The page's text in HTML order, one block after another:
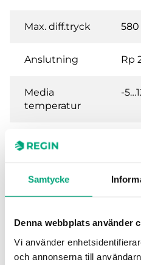
Samtycke
Denna webbplats använder
Vi använder
och annonserna till
Max. diff.tryck 580
Anslutning Rp
Media
temperatur
-
Ventiltyp
Specifikationer för